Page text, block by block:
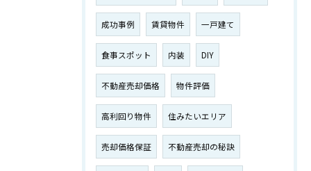
成功事例 賃貸物件 一戸建て
食事スポット 内装 DIY
不動産売却価格 物件評価
高利回り物件 住みたいエリア
売却価格保証 不動産売却の秘訣